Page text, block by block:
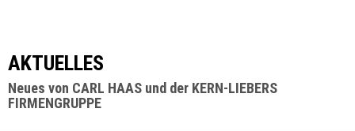
AKTUELLES
Neues von CARL HAAS und der KERN-LIEBERS
FIRMENGRUPPE